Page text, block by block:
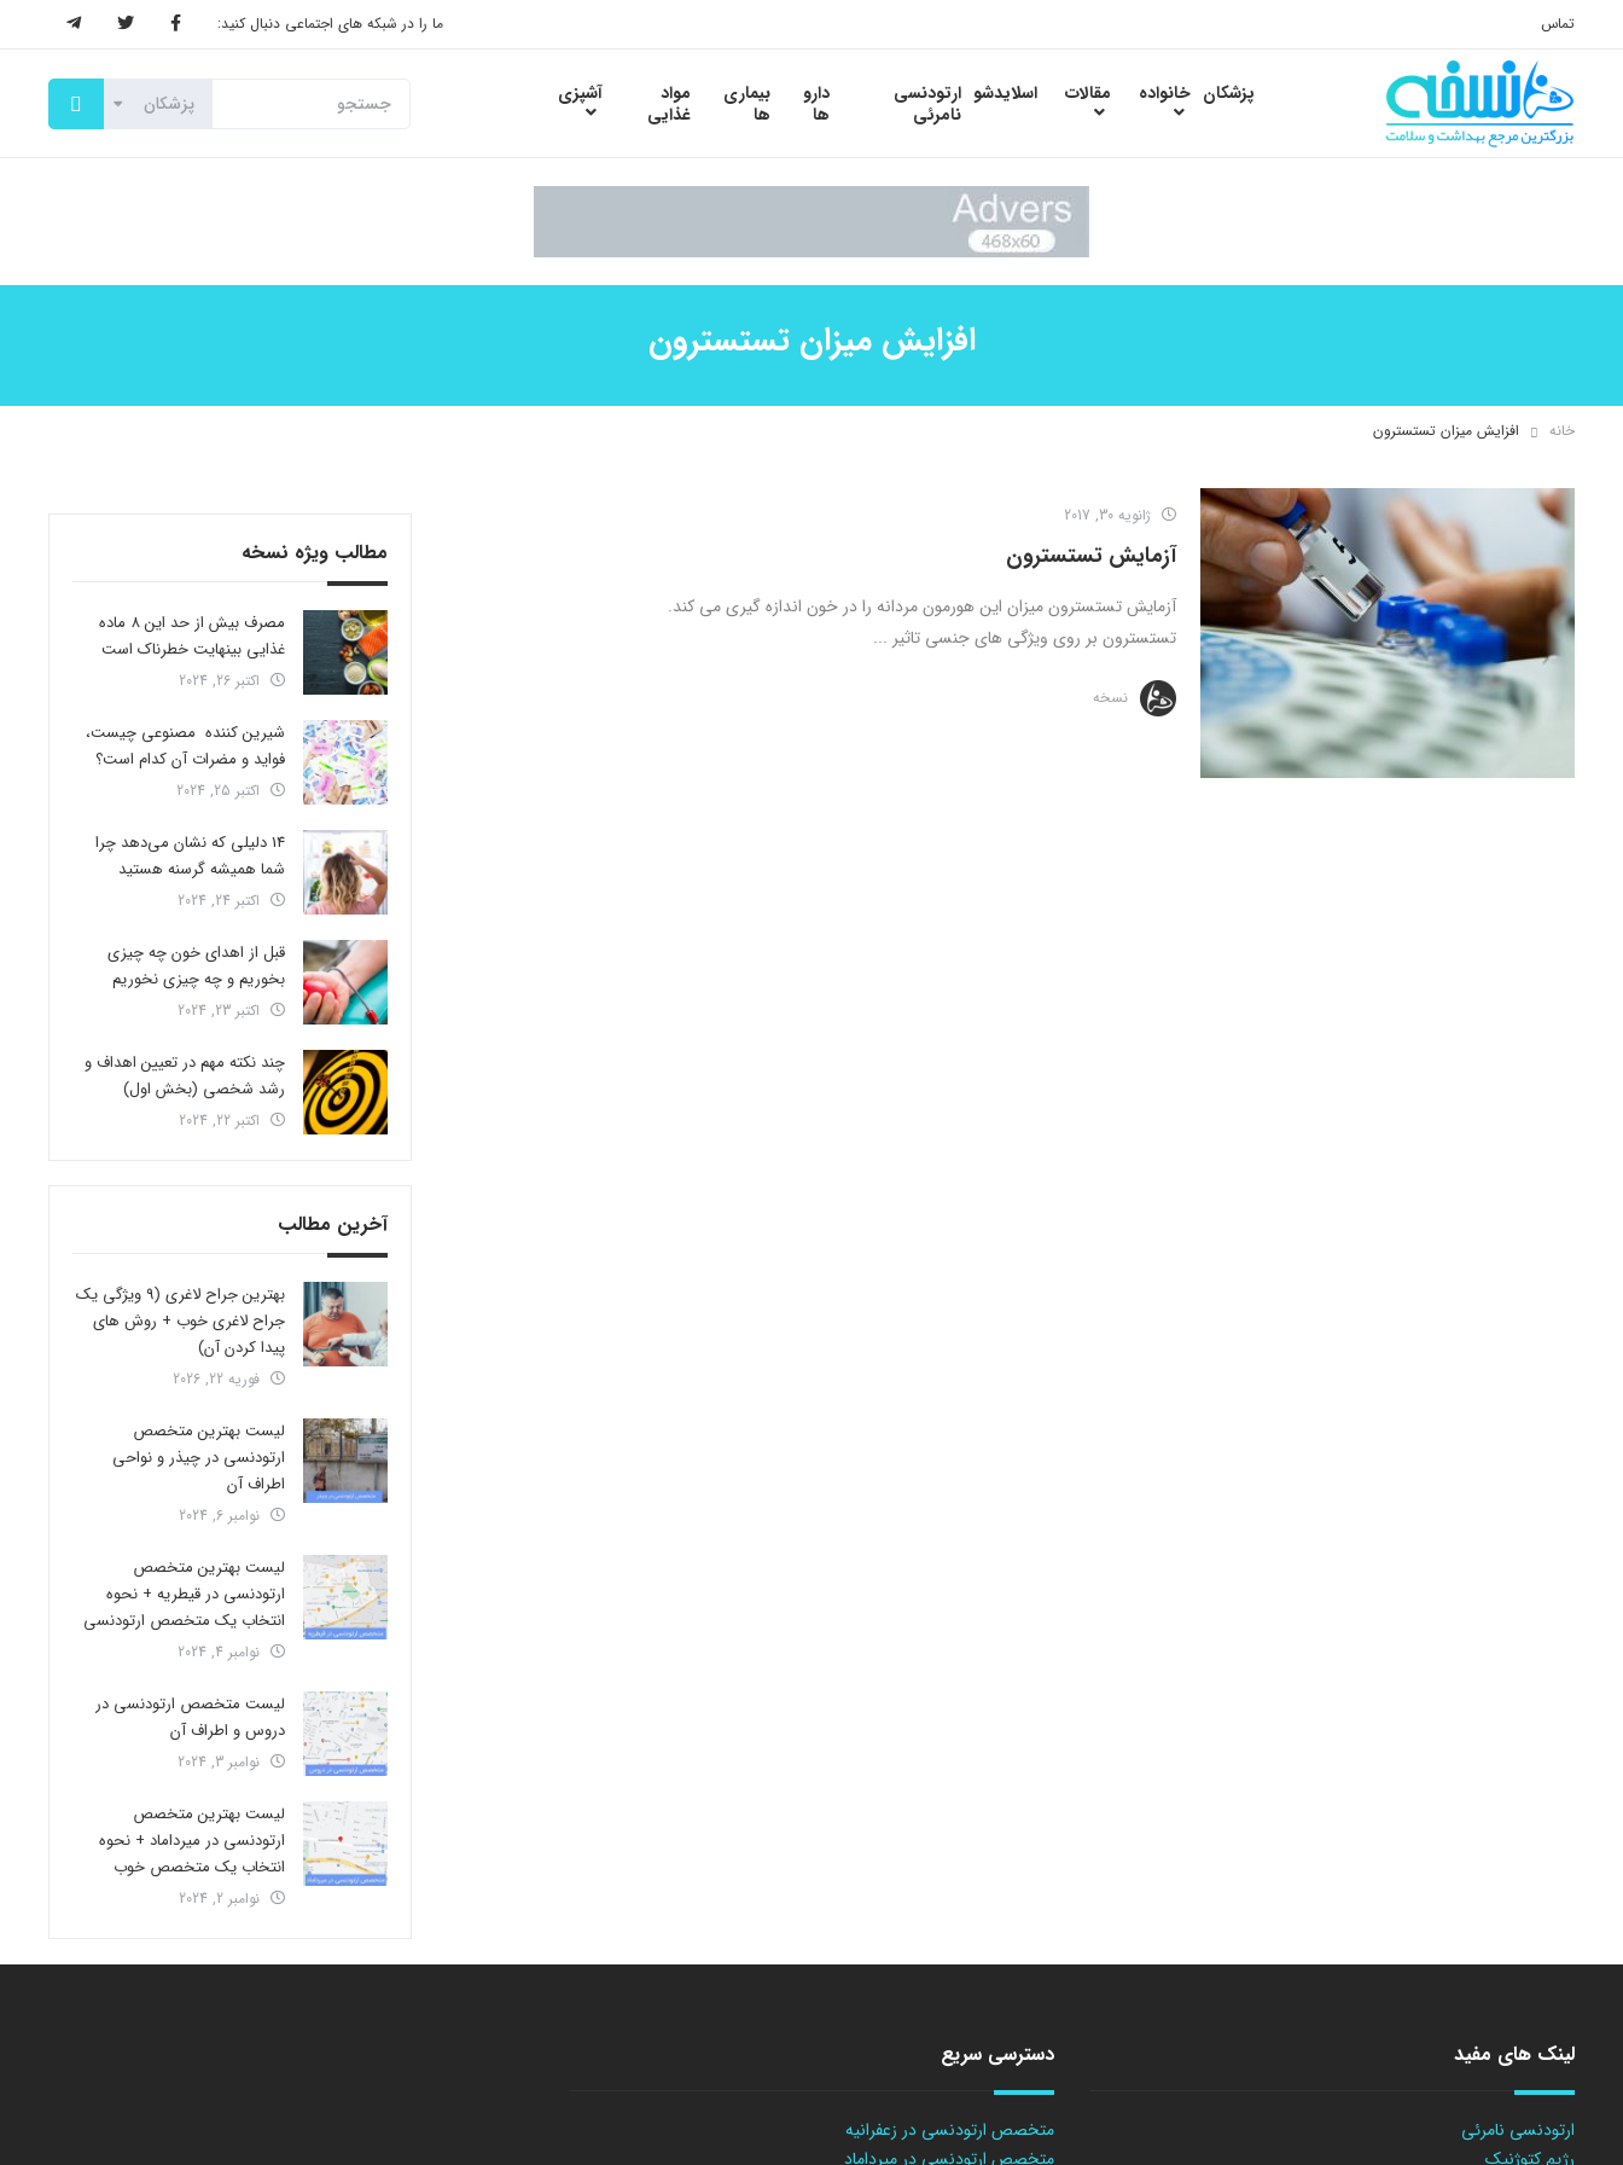
تماس ما را در شبکه های اجتماعی دنبال کنید:
پزشکان خانواده مقالات اسلایدشو ارتودنسی
نامرئی
دارو
ها
بیماری
ها
مواد
غذایی
آشپزی
افزایش میزان تستسترون
خانه افزایش میزان تستسترون
ژانویه 30, 2017
آزمایش تستسترون
آزمایش تستسترون میزان این هورمون مردانه را در خون اندازه گیری می کند.
تستسترون بر روی ویژگی های جنسی تاثیر ...
نسخه
مطالب ویژه نسخه
مصرف بیش از حد این 8 ماده
غذایی بینهایت خطرناک است
اکتبر 26, 2024
شیرین کننده مصنوعی چیست،
فواید و مضرات آن کدام است؟
اکتبر 25, 2024
14 دلیلی که نشان می‌دهد چرا
شما همیشه گرسنه هستید
اکتبر 24, 2024
قبل از اهدای خون چه چیزی
بخوریم و چه چیزی نخوریم
اکتبر 23, 2024
چند نکته مهم در تعیین اهداف و
رشد شخصی (بخش اول)
اکتبر 22, 2024
آخرین مطالب
بهترین جراح لاغری (9 ویژگی یک
جراح لاغری خوب + روش های
پیدا کردن آن)
فوریه 22, 2026
لیست بهترین متخصص
ارتودنسی در چیذر و نواحی
اطراف آن
نوامبر 6, 2024
لیست بهترین متخصص
ارتودنسی در قیطریه + نحوه
انتخاب یک متخصص ارتودنسی
نوامبر 4, 2024
لیست متخصص ارتودنسی در
دروس و اطراف آن
نوامبر 3, 2024
لیست بهترین متخصص
ارتودنسی در میرداماد + نحوه
انتخاب یک متخصص خوب
نوامبر 2, 2024
لینک های مفید
ارتودنسی نامرئی
رژیم کتوژنیک
دسترسی سریع
متخصص ارتودنسی در زعفرانیه
متخصص ارتودنسی در میرداماد